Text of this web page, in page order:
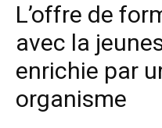
L’offre de
avec la
enrichie par
organisme